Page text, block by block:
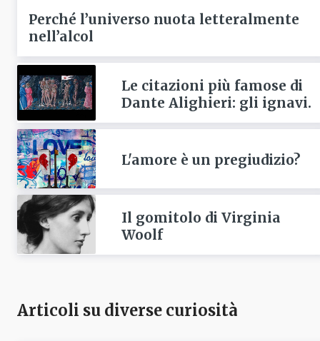
Perché l’universo nuota letteralmente
nell’alcol
Le citazioni più famose di
Dante Alighieri: gli ignavi.
L'amore è un pregiudizio?
Il gomitolo di Virginia
Woolf
Articoli su diverse curiosità